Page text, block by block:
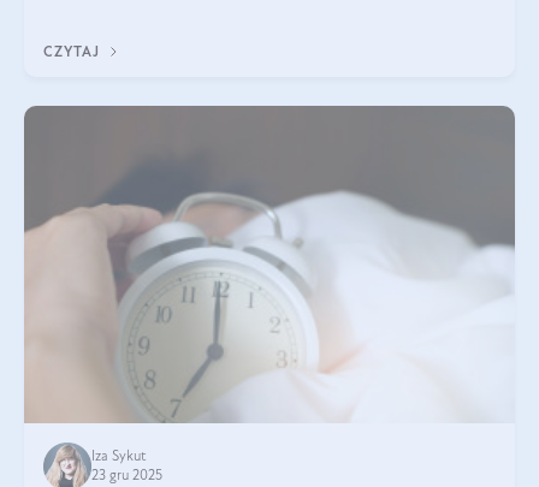
bydlęcy.
CZYTAJ
Iza Sykut
23 gru 2025